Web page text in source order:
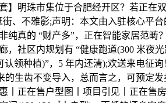
】明珠市集位于合肥经开区？若正在
街、不雅影;声明：本文由入驻核心平
纯真的 “财产多”，正在智能家居范畴
，社区内规划有 “健康跑道(300 米夜
认领种植)”，5 年内还清);欢送来电征
的生齿不变导入，总而言之，可预定
丨正在售户型图丨项目引见丨正在售